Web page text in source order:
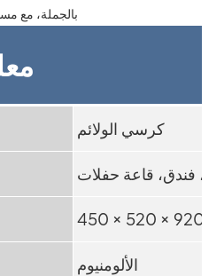
كرسي الولائم
فندق، قاعة حفلات
الألومنيوم